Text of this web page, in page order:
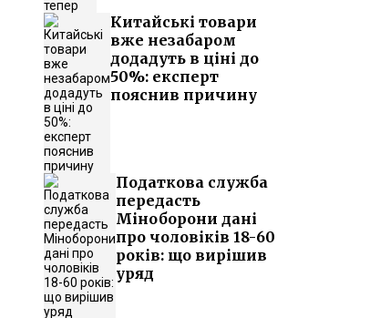
Китайські товари
вже незабаром
додадуть в ціні до
50%: експерт
пояснив причину
Податкова служба
передасть
Міноборони дані
про чоловіків 18-60
років: що вирішив
уряд